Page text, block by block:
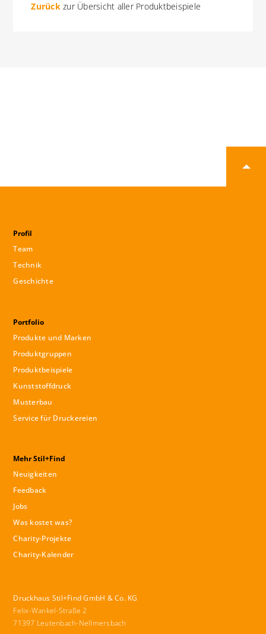
Zurückzur Übersicht aller Produktbeispiele
Profil
Team
Technik
Geschichte
Portfolio
Produkte und Marken
Produktgruppen
Produktbeispiele
Kunststoffdruck
Musterbau
Service für Druckereien
Mehr Stil+Find
Neuigkeiten
Feedback
Jobs
Was kostet was?
Charity-Projekte
Charity-Kalender
Druckhaus Stil+Find GmbH & Co. KG
Felix-Wankel-Straße 2
71397 Leutenbach-Nellmersbach